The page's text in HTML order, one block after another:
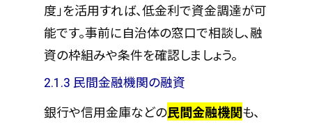
度」を活用すれば、低金利で資金調達が可
能です。事前に自治体の窓口で相談し、融
資の枠組みや条件を確認しましょう。
2.1.3 民間金融機関の融資
銀行や信用金庫などの民間金融機関も、